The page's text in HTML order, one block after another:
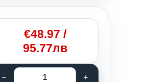
€48.97 /
95.77лв